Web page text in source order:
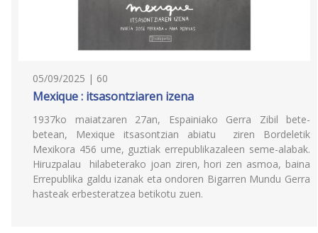
05/09/2025 | 60
Mexique : itsasontziaren izena
1937ko maiatzaren 27an, Espainiako Gerra Zibil bete-
betean, Mexique itsasontzian abiatu ziren Bordeletik
Mexikora 456 ume, guztiak errepublikazaleen seme-alabak.
Hiruzpalau hilabeterako joan ziren, hori zen asmoa, baina
Errepublika galdu izanak eta ondoren Bigarren Mundu Gerra
hasteak erbesteratzea betikotu zuen.